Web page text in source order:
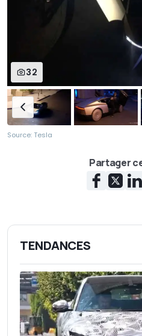
32
Source: Tesla
Partager
TENDANCES